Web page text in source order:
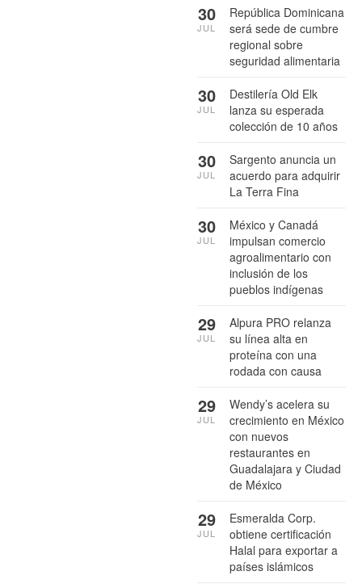
República Dominicana
será sede de cumbre
regional sobre
seguridad alimentaria
30
JUL
Destilería Old Elk
lanza su esperada
colección de 10 años
30
JUL
Sargento anuncia un
acuerdo para adquirir
La Terra Fina
30
JUL
México y Canadá
impulsan comercio
agroalimentario con
inclusión de los
pueblos indígenas
30
JUL
Alpura PRO relanza
su línea alta en
proteína con una
rodada con causa
29
JUL
Wendy’s acelera su
crecimiento en México
con nuevos
restaurantes en
Guadalajara y Ciudad
de México
29
JUL
Esmeralda Corp.
obtiene certificación
Halal para exportar a
países islámicos
29
JUL